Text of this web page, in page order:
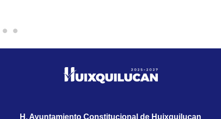
H. Ayuntamiento Constitucional de Huixquilucan